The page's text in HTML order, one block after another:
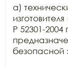
а)
Р 52301-
безопасной